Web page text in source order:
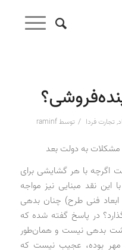
, تجارت فردا / توسط raminf
به دولت بعد
اگرچه با هر گشایشی برای
نقد مبنایی نیز مواجه
فنی طرح) چنان بدهی
در پاسخ گفته شده که
بدهی نیست و همان‌طور
بوده، عجیب نیست که